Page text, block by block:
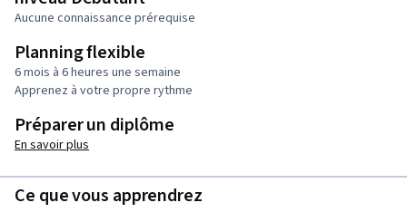
Aucune connaissance prérequise
Planning flexible
6 mois à 6 heures une semaine
Apprenez à votre propre rythme
Préparer un diplôme
En savoir plus
Ce que vous apprendrez